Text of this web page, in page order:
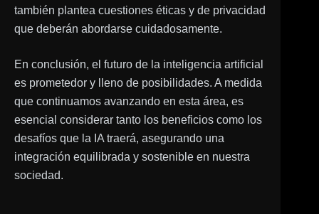
también plantea cuestiones éticas y de privacidad
que deberán abordarse cuidadosamente.
En conclusión, el futuro de la inteligencia artificial
es prometedor y lleno de posibilidades. A medida
que continuamos avanzando en esta área, es
esencial considerar tanto los beneficios como los
desafíos que la IA traerá, asegurando una
integración equilibrada y sostenible en nuestra
sociedad.